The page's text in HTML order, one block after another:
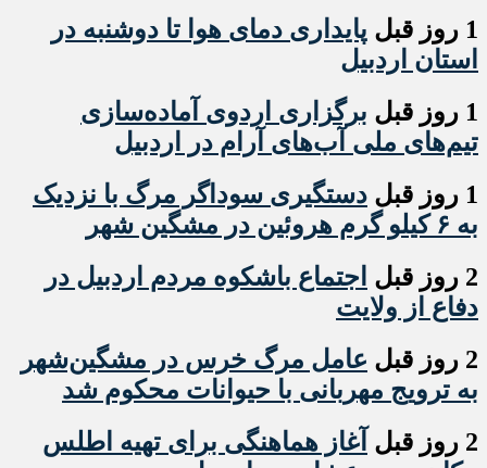
1 روز قبل
پایداری دمای هوا تا دوشنبه در
استان اردبیل
1 روز قبل
برگزاری اردوی آماده‌سازی
تیم‌های ملی آب‌های آرام در اردبیل
1 روز قبل
دستگیری سوداگر مرگ با نزدیک
به ۶ کیلو گرم هروئین در مشگین شهر
2 روز قبل
اجتماع باشکوه مردم اردبیل در
دفاع از ولایت
2 روز قبل
عامل مرگ خرس در مشگین‌شهر
به ترویج مهربانی با حیوانات محکوم شد
2 روز قبل
آغاز هماهنگی برای تهیه اطلس